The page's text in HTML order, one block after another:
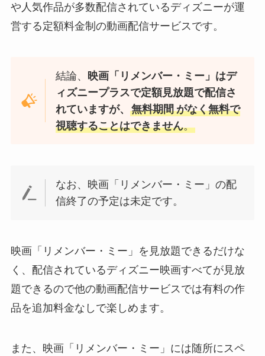
や人気作品が多数配信されているディズニーが運
営する定額料金制の動画配信サービスです。
結論、
映画「リメンバー・ミー」はデ
ィズニープラスで定額見放題で配信さ
れていますが、無料期間 がなく無料で
視聴することはできません。
なお、映画「リメンバー・ミー」の配
信終了の予定は未定です。
映画「リメンバー・ミー」を見放題できるだけな
く、配信されているディズニー映画すべてが見放
題できるので他の動画配信サービスでは有料の作
品を追加料金なしで楽しめます。
また、映画「リメンバー・ミー」には随所にスペ